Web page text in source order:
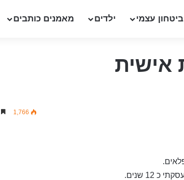
ביטחון עצמי ילדים מאמנים כותבים
אישית
1,766
12 שנים.